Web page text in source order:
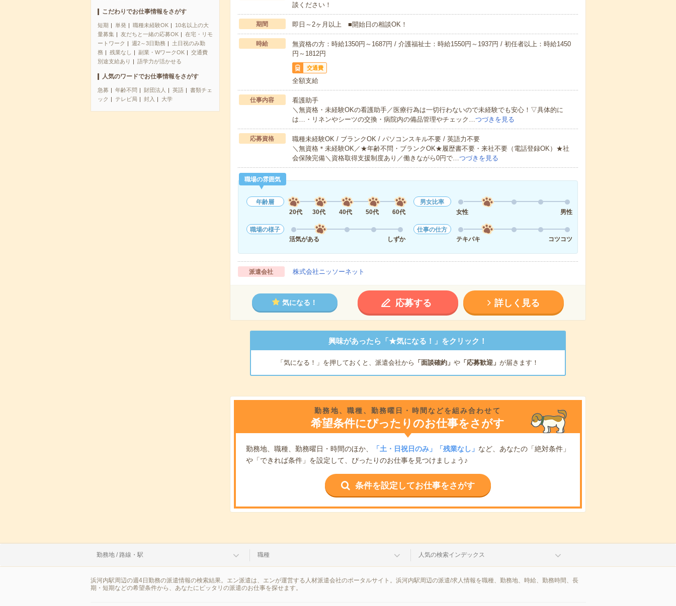
こだわりでお仕事情報をさがす
短期 単発 職種未経験OK
10名以上の大
量募集
友だちと一緒の応募OK
在宅・リモ
ートワーク
週2～3日勤務
土日祝のみ勤
務
残業なし 副業・WワークOK
交通費
別途支給あり
語学力が活かせる
人気のワードでお仕事情報をさがす
急募 年齢不問 財団法人 英語
書類チェ
ック
テレビ局 封入 大学
談ください！
期間 即日～2ヶ月以上 ■開始日の相談OK！
時給
無資格の方：時給1350円～1687円 / 介護福祉士：時給1550円～1937円 / 初任者以上：時給1450
円～1812円
交通費
全額支給
仕事内容
看護助手
＼無資格・未経験OKの看護助手／医療行為は一切行わないので未経験でも安心！▽具体的に
は…・リネンやシーツの交換・病院内の備品管理やチェック…つづきを見る
応募資格
職種未経験OK / ブランクOK / パソコンスキル不要 / 英語力不要
＼無資格＊未経験OK／★年齢不問・ブランクOK★履歴書不要・来社不要（電話登録OK）★社
会保険完備＼資格取得支援制度あり／働きながら0円で…つづきを見る
職場の雰囲気
年齢層
20代
30代 40代 50代 60代
男女比率
女性
男性
職場の様子
活気がある
しずか
仕事の仕方
テキパキ
コツコツ
派遣会社 株式会社ニッソーネット
気になる！ 応募する 詳しく見る
興味があったら「★気になる！」をクリック！
「気になる！」を押しておくと、派遣会社から 「面談確約」 や「応募歓迎」 が届きます！
勤務地、職種、勤務曜日・時間などを組み合わせて
希望条件にぴったりのお仕事をさがす
勤務地、職種、勤務曜日・時間のほか、 「土・日祝日のみ」「残業なし」 など、あなたの「絶対条件」
や「できれば条件」を設定して、ぴったりのお仕事を見つけましょう♪
条件を設定してお仕事をさがす
勤務地 / 路線・駅 職種 人気の検索インデックス
浜河内駅周辺の週4日勤務の派遣情報の検索結果。エン派遣は、エンが運営する人材派遣会社のポータルサイト。浜河内駅周辺の派遣/求人情報を職種、勤務地、時給、勤務時間、長
期・短期などの希望条件から、あなたにピッタリの派遣のお仕事を探せます。